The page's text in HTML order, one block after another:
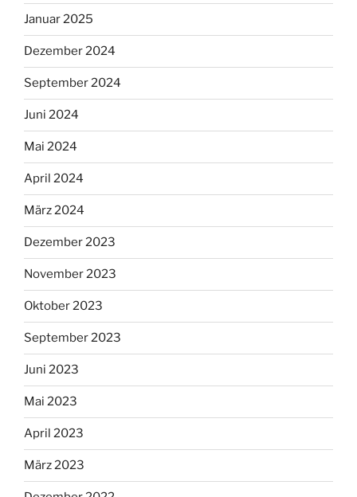
Januar 2025
Dezember 2024
September 2024
Juni 2024
Mai 2024
April 2024
März 2024
Dezember 2023
November 2023
Oktober 2023
September 2023
Juni 2023
Mai 2023
April 2023
März 2023